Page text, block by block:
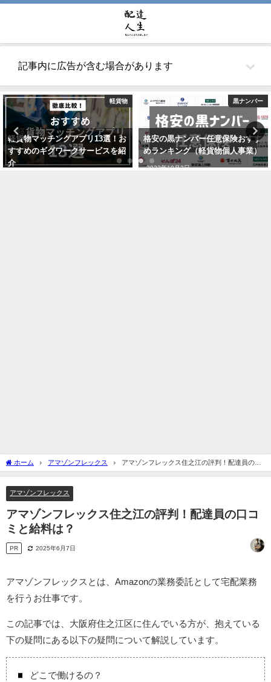
記事内に広告が含む場合があります
軽貨物
軽貨物マッチングアプリ13選！お
すすめのギグワークサービスを紹
介
黒ナンバー
格安の黒ナンバー任意保険おすす
めランキング（軽貨物個人事業）
2022年10月2日
ホーム アマゾンフレックス
アマゾンフレックス住之江の評判！配達員の口
コミと給料は？
アマゾンフレックス
アマゾンフレックス住之江の評判！配達員の口コ
ミと給料は？
PR 2025年6月7日
アマゾンフレックスとは、Amazonの業務委託として宅配業務
を行うお仕事です。
この記事では、大阪府住之江区に住んでいる方が、抱えている
下の疑問にある以下の疑問について解説しています。
どこで働けるの？